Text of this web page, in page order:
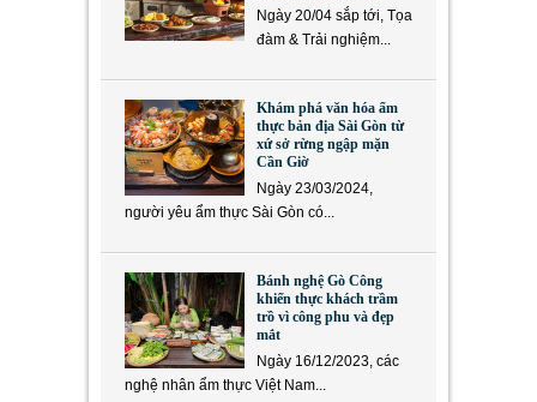
Ngày 20/04 sắp tới, Tọa
đàm & Trải nghiệm...
Khám phá văn hóa ẩm
thực bản địa Sài Gòn từ
xứ sở rừng ngập mặn
Cần Giờ
Ngày 23/03/2024,
người yêu ẩm thực Sài Gòn có...
Bánh nghệ Gò Công
khiến thực khách trầm
trồ vì công phu và đẹp
mắt
Ngày 16/12/2023, các
nghệ nhân ẩm thực Việt Nam...